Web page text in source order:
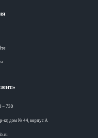
– 730
кт, дом № 44, корпус А